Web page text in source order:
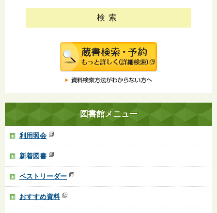
図書館メニュー
利用照会
新着図書
ベストリーダー
おすすめ資料